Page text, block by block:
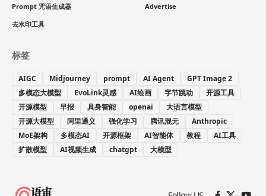
Prompt 咒语生成器
去水印工具
Advertise
标签
AIGC Midjourney prompt AI Agent
GPT Image 2
多模态大模型
EvoLink灵感 AI绘画 字节跳动
开源工具
开源模型
早报 具身智能 openai
大语言模型
开源大模型
阿里通义 强化学习 腾讯混元
Anthropic
MoE架构
多模态AI 开源框架 AI智能体 教程
AI工具
扩散模型
AI视频生成 chatgpt 大模型